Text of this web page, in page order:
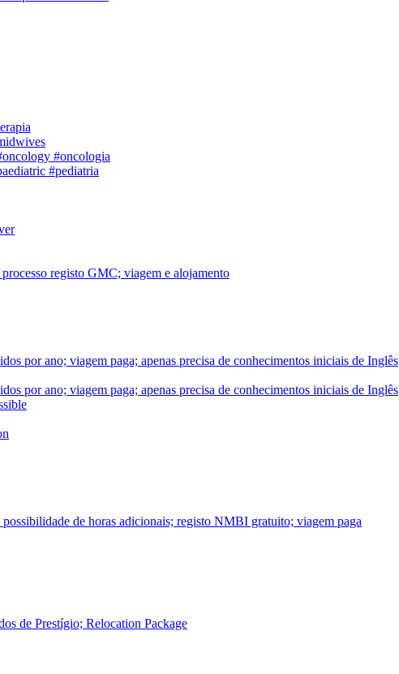
#oncologia
#pediatria
registo GMC; viagem e alojamento
por ano; viagem paga; apenas precisa de conhecimentos iniciais de Inglês
por ano; viagem paga; apenas precisa de conhecimentos iniciais de Inglês
de horas adicionais; registo NMBI gratuito; viagem paga
de Prestígio; Relocation Package